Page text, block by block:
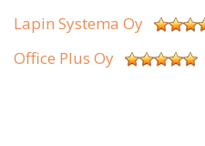
Lapin Systema Oy
Office Plus Oy